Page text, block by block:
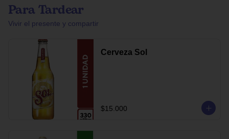
Para Tardear
Vivir el presente y compartir
Cerveza Sol
$15.000